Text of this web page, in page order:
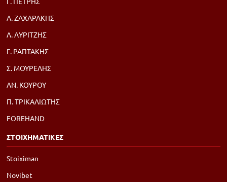
Α. ΖΑΧΑΡΑΚΗΣ
Λ. ΛΥΡΙΤΖΗΣ
Γ. ΡΑΠΤΑΚΗΣ
Σ. ΜΟΥΡΕΛΗΣ
ΑΝ. ΚΟΥΡΟΥ
Π. ΤΡΙΚΑΛΙΩΤΗΣ
FOREHAND
ΣΤΟΙΧΗΜΑΤΙΚΕΣ
Stoiximan
Novibet